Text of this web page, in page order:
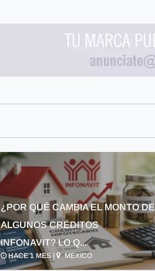
¿POR QUÉ CAMBIA EL MONTO DE
ALGUNOS CRÉDITOS
INFONAVIT? LO Q...
HACE 1 MES | MÉXICO